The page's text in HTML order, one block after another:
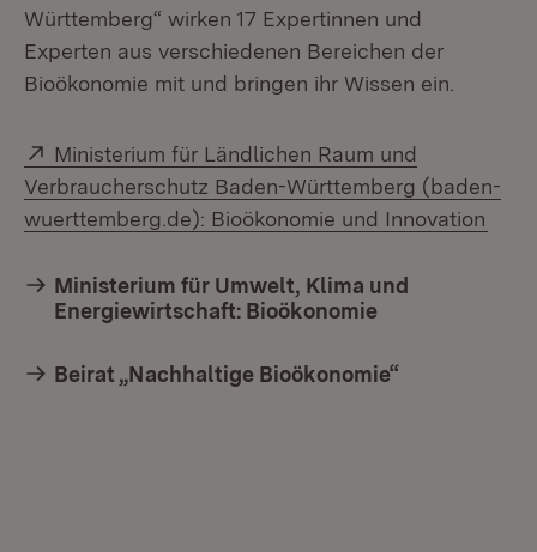
Württemberg“ wirken 17 Expertinnen und
Experten aus verschiedenen Bereichen der
Bioökonomie mit und bringen ihr Wissen ein.
Extern:
Ministerium für Ländlichen Raum und
Verbraucherschutz Baden-Württemberg (baden-
wuerttemberg.de): Bioökonomie und Innovation
Ministerium für Umwelt, Klima und
Energiewirtschaft: Bioökonomie
Beirat „Nachhaltige Bioökonomie“